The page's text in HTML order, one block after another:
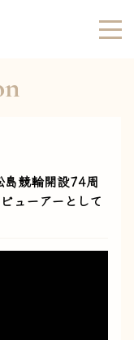
競輪開設74周
ューアーとして